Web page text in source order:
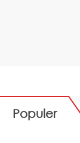
Populer